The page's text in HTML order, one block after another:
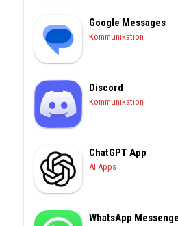
Google Messages
Kommunikation
Discord
Kommunikation
ChatGPT App
AI Apps
WhatsApp